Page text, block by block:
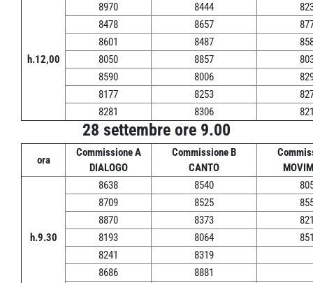
h.12,00
8970 8444
8478
8657
8601
8487
8050
8857
8590
8006
8177
8253
8281
8306
28 settembre ore 9.00
ora
Commissione A
DIALOGO
Commissione B
CANTO
h.9.30
8638 8540
8709
8525
8870
8373
8193
8064
8241
8319
8686
8881